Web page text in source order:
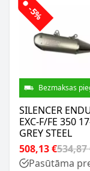
-5%
Bezmaksas
SILENCER
EXC-F/FE 350
GREY STEEL
508,13 €534,87
Pasūtāma